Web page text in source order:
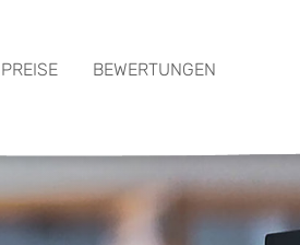
PREISE BEWERTUNGEN